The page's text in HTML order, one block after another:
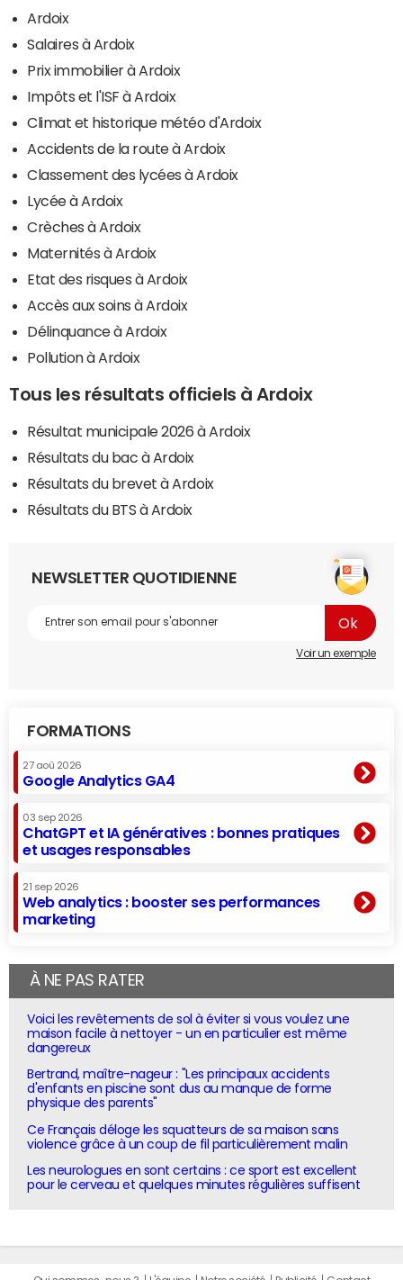
Ardoix
Salaires à Ardoix
Prix immobilier à Ardoix
Impôts et l'ISF à Ardoix
Climat et historique météo d'Ardoix
Accidents de la route à Ardoix
Classement des lycées à Ardoix
Lycée à Ardoix
Crèches à Ardoix
Maternités à Ardoix
Etat des risques à Ardoix
Accès aux soins à Ardoix
Délinquance à Ardoix
Pollution à Ardoix
Tous les résultats officiels à Ardoix
Résultat municipale 2026 à Ardoix
Résultats du bac à Ardoix
Résultats du brevet à Ardoix
Résultats du BTS à Ardoix
NEWSLETTER QUOTIDIENNE
Voir un exemple
FORMATIONS
27 aoû 2026
Google Analytics GA4
03 sep 2026
ChatGPT et IA génératives : bonnes pratiques
et usages responsables
21 sep 2026
Web analytics : booster ses performances
marketing
À NE PAS RATER
Voici les revêtements de sol à éviter si vous voulez une
maison facile à nettoyer - un en particulier est même
dangereux
Bertrand, maître-nageur : "Les principaux accidents
d'enfants en piscine sont dus au manque de forme
physique des parents"
Ce Français déloge les squatteurs de sa maison sans
violence grâce à un coup de fil particulièrement malin
Les neurologues en sont certains : ce sport est excellent
pour le cerveau et quelques minutes régulières suffisent